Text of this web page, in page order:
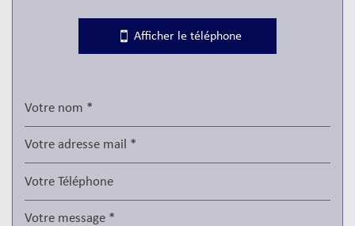
École maternelle
Enseignement supérieur
Bureau de poste
Afficher le téléphone